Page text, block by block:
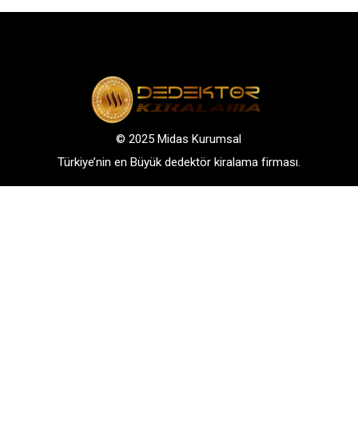
© 2025 Midas Kurumsal
Türkiye’nin en Büyük dedektör kiralama firması.